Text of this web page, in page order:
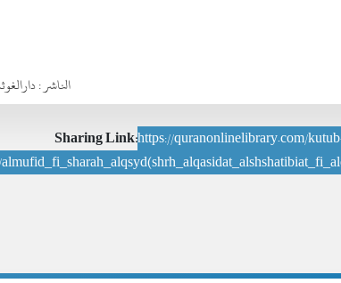
الناشر :
Sharing Link:https://quranonlinelibrary.com/